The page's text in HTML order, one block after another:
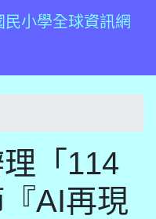
小學全球資訊網
「114
AI再現